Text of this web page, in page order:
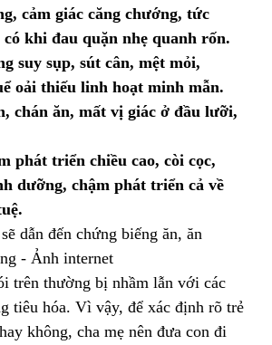
cảm giác căng chướng, tức
có khi đau quặn nhẹ quanh rốn.
suy sụp, sút cân, mệt mỏi,
oải thiếu linh hoạt minh mẫn.
chán ăn, mất vị giác ở đầu lưỡi,
phát triển chiều cao, còi cọc,
dưỡng, chậm phát triển cả về
dẫn đến chứng biếng ăn, ăn
- Ảnh internet
trên thường bị nhầm lẫn với các
tiêu hóa. Vì vậy, để xác định rõ trẻ
không, cha mẹ nên đưa con đi